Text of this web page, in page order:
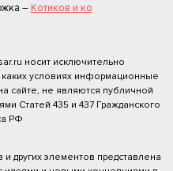
– Котиков и ко
носит исключительно
условиях информационные
сайте, не являются публичной
Статей 435 и 437 Гражданского
РФ
других элементов представлена